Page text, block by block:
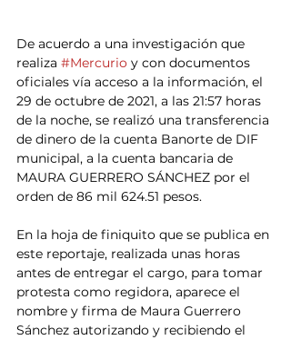
De acuerdo a una investigación que
realiza #Mercurio y con documentos
oficiales vía acceso a la información, el
29 de octubre de 2021, a las 21:57 horas
de la noche, se realizó una transferencia
de dinero de la cuenta Banorte de DIF
municipal, a la cuenta bancaria de
MAURA GUERRERO SÁNCHEZ por el
orden de 86 mil 624.51 pesos.
En la hoja de finiquito que se publica en
este reportaje, realizada unas horas
antes de entregar el cargo, para tomar
protesta como regidora, aparece el
nombre y firma de Maura Guerrero
Sánchez autorizando y recibiendo el